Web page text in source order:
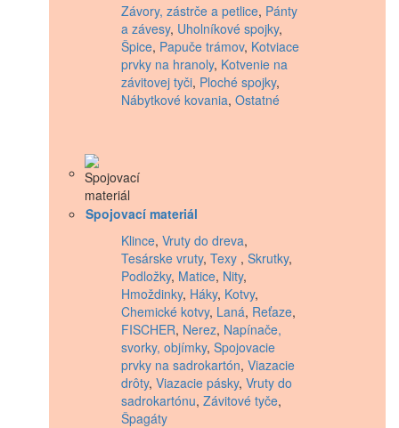
Závory, zástrče a petlice, Pánty
a závesy, Uholníkové spojky,
Špice, Papuče trámov, Kotviace
prvky na hranoly, Kotvenie na
závitovej tyči, Ploché spojky,
Nábytkové kovania, Ostatné
Spojovací materiál
Klince, Vruty do dreva,
Tesárske vruty, Texy , Skrutky,
Podložky, Matice, Nity,
Hmoždinky, Háky, Kotvy,
Chemické kotvy, Laná, Reťaze,
FISCHER, Nerez, Napínače,
svorky, objímky, Spojovacie
prvky na sadrokartón, Viazacie
drôty, Viazacie pásky, Vruty do
sadrokartónu, Závitové tyče,
Špagáty